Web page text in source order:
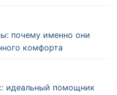
почему именно они
комфорта
идеальный помощник